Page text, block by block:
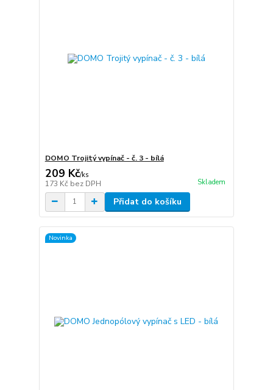
DOMO Trojitý vypínač - č. 3 - bílá
209 Kč/ks
173 Kč bez DPH Skladem
Přidat do košíku
Novinka